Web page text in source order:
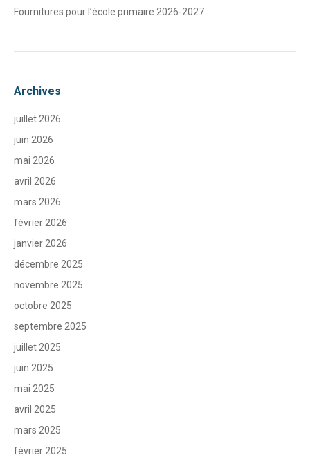
Fournitures pour l’école primaire 2026-2027
Archives
juillet 2026
juin 2026
mai 2026
avril 2026
mars 2026
février 2026
janvier 2026
décembre 2025
novembre 2025
octobre 2025
septembre 2025
juillet 2025
juin 2025
mai 2025
avril 2025
mars 2025
février 2025